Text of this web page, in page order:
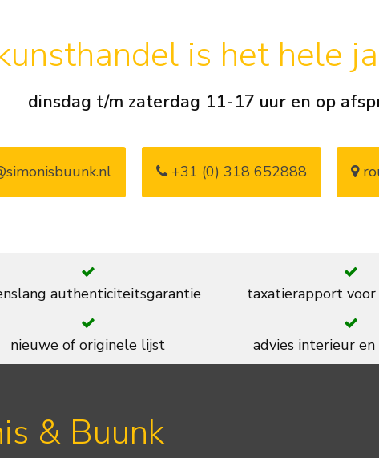
is het hele
dinsdag t/m zaterdag 11-17 uur en op
+31 (0) 318 652888
authenticiteitsgarantie taxatierapport voor
nieuwe of originele lijst advies interieur
& Buunk